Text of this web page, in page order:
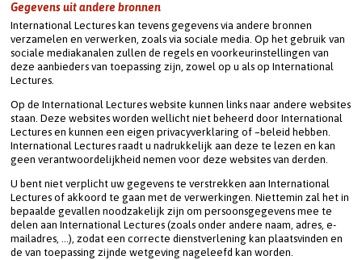
Gegevens uit andere bronnen
International Lectures kan tevens gegevens via andere bronnen
verzamelen en verwerken, zoals via sociale media. Op het gebruik van
sociale mediakanalen zullen de regels en voorkeurinstellingen van
deze aanbieders van toepassing zijn, zowel op u als op International
Lectures.
Op de International Lectures website kunnen links naar andere websites
staan. Deze websites worden wellicht niet beheerd door International
Lectures en kunnen een eigen privacyverklaring of –beleid hebben.
International Lectures raadt u nadrukkelijk aan deze te lezen en kan
geen verantwoordelijkheid nemen voor deze websites van derden.
U bent niet verplicht uw gegevens te verstrekken aan International
Lectures of akkoord te gaan met de verwerkingen. Niettemin zal het in
bepaalde gevallen noodzakelijk zijn om persoonsgegevens mee te
delen aan International Lectures (zoals onder andere naam, adres, e-
mailadres, …), zodat een correcte dienstverlening kan plaatsvinden en
de van toepassing zijnde wetgeving nageleefd kan worden.